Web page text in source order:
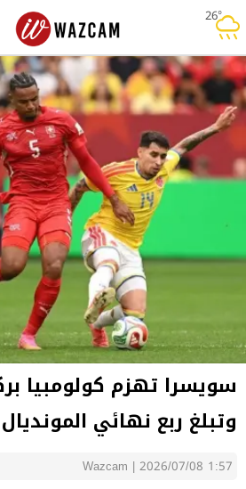
26°rainy
سويسرا تهزم كولومبيا
وتبلغ ربع نهائي المونديال
Wazcam | 2026/07/08 1:57